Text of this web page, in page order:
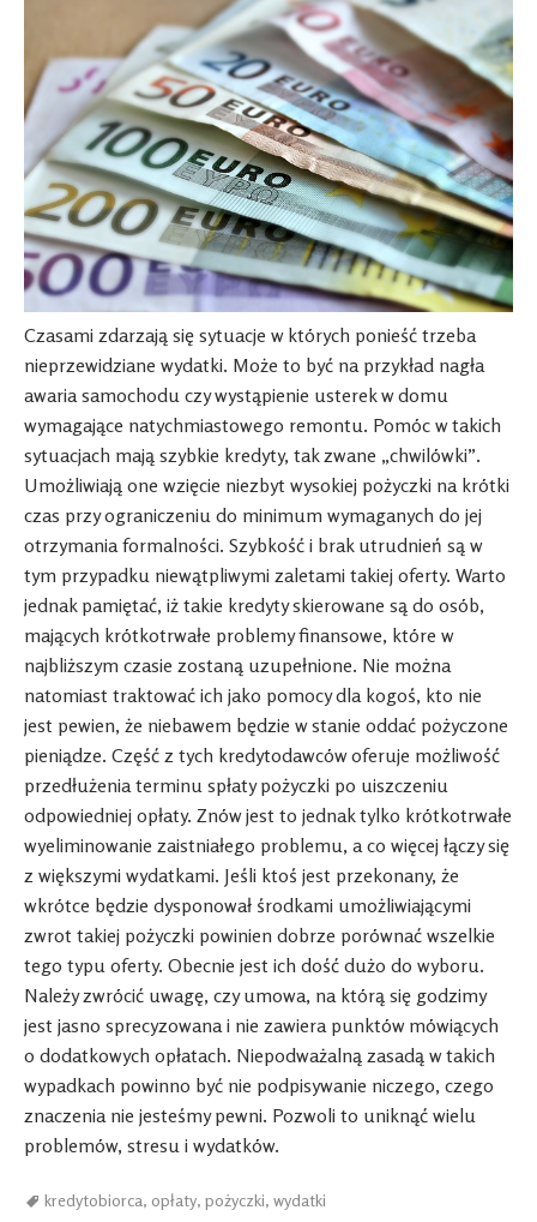
Czasami zdarzają się sytuacje w których ponieść trzeba
nieprzewidziane wydatki. Może to być na przykład nagła
awaria samochodu czy wystąpienie usterek w domu
wymagające natychmiastowego remontu. Pomóc w takich
sytuacjach mają szybkie kredyty, tak zwane „chwilówki”.
Umożliwiają one wzięcie niezbyt wysokiej pożyczki na krótki
czas przy ograniczeniu do minimum wymaganych do jej
otrzymania formalności. Szybkość i brak utrudnień są w
tym przypadku niewątpliwymi zaletami takiej oferty. Warto
jednak pamiętać, iż takie kredyty skierowane są do osób,
mających krótkotrwałe problemy finansowe, które w
najbliższym czasie zostaną uzupełnione. Nie można
natomiast traktować ich jako pomocy dla kogoś, kto nie
jest pewien, że niebawem będzie w stanie oddać pożyczone
pieniądze. Część z tych kredytodawców oferuje możliwość
przedłużenia terminu spłaty pożyczki po uiszczeniu
odpowiedniej opłaty. Znów jest to jednak tylko krótkotrwałe
wyeliminowanie zaistniałego problemu, a co więcej łączy się
z większymi wydatkami. Jeśli ktoś jest przekonany, że
wkrótce będzie dysponował środkami umożliwiającymi
zwrot takiej pożyczki powinien dobrze porównać wszelkie
tego typu oferty. Obecnie jest ich dość dużo do wyboru.
Należy zwrócić uwagę, czy umowa, na którą się godzimy
jest jasno sprecyzowana i nie zawiera punktów mówiących
o dodatkowych opłatach. Niepodważalną zasadą w takich
wypadkach powinno być nie podpisywanie niczego, czego
znaczenia nie jesteśmy pewni. Pozwoli to uniknąć wielu
problemów, stresu i wydatków.
kredytobiorca, opłaty, pożyczki, wydatki